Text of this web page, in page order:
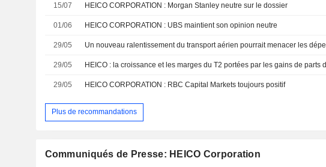
15/07 HEICO CORPORATION : Morgan Stanley neutre sur le dossier
01/06 HEICO CORPORATION : UBS maintient son opinion neutre
29/05
29/05
29/05 HEICO CORPORATION : RBC Capital Markets toujours positif
Plus de recommandations
Communiqués de Presse: HEICO Corporation